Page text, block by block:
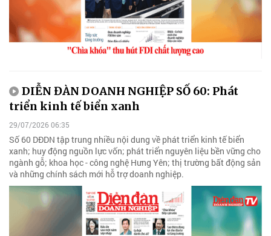
DIỄN ĐÀN DOANH NGHIỆP SỐ 60: Phát
triển kinh tế biển xanh
29/07/2026 06:35
Số 60 DĐDN tập trung nhiều nội dung về phát triển kinh tế biển
xanh; huy động nguồn lực vốn; phát triển nguyên liệu bền vững cho
ngành gỗ; khoa học - công nghệ Hưng Yên; thị trường bất động sản
và những chính sách mới hỗ trợ doanh nghiệp.